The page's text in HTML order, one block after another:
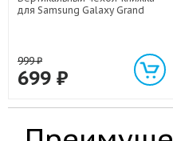
для Samsung Galaxy Grand
999₽
699 ₽